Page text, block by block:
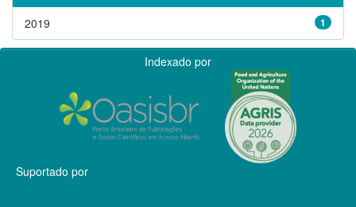
1
2019
Indexado por
Suportado por